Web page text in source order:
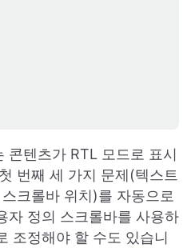
콘텐츠가 RTL 모드로 표시
번째 세 가지 문제(텍스트
크롤바 위치)를 자동으로
자 정의 스크롤바를 사용하
조정해야 할 수도 있습니